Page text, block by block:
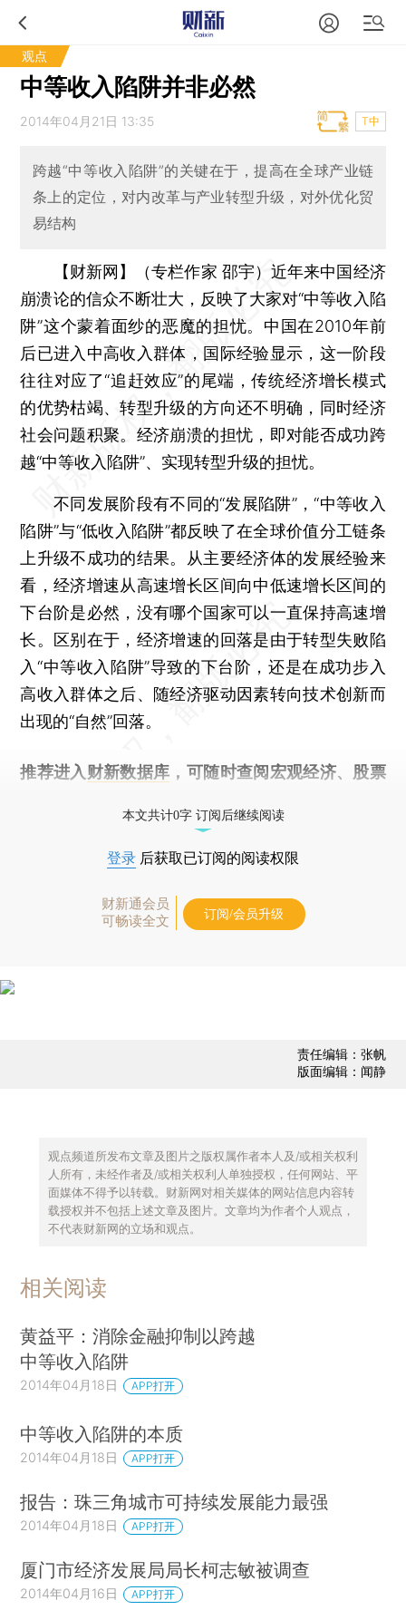
观点
中等收入陷阱并非必然
2014年04月21日 13:35 T中
跨越“中等收入陷阱”的关键在于，提高在全球产业链
条上的定位，对内改革与产业转型升级，对外优化贸
易结构
【财新网】（专栏作家 邵宇）近年来中国经济
崩溃论的信众不断壮大，反映了大家对“中等收入陷
阱”这个蒙着面纱的恶魔的担忧。中国在2010年前
后已进入中高收入群体，国际经验显示，这一阶段
往往对应了“追赶效应”的尾端，传统经济增长模式
的优势枯竭、转型升级的方向还不明确，同时经济
社会问题积聚。经济崩溃的担忧，即对能否成功跨
越“中等收入陷阱”、实现转型升级的担忧。
不同发展阶段有不同的“发展陷阱”，“中等收入
陷阱”与“低收入陷阱”都反映了在全球价值分工链条
上升级不成功的结果。从主要经济体的发展经验来
看，经济增速从高速增长区间向中低速增长区间的
下台阶是必然，没有哪个国家可以一直保持高速增
长。区别在于，经济增速的回落是由于转型失败陷
入“中等收入陷阱”导致的下台阶，还是在成功步入
高收入群体之后、随经济驱动因素转向技术创新而
出现的“自然”回落。
推荐进入 财新数据库 ，可随时查阅宏观经济、股票
本文共计0字 订阅后继续阅读
登录 后获取已订阅的阅读权限
财新通会员
可畅读全文
订阅/会员升级
责任编辑：张帆
版面编辑：闻静
观点频道所发布文章及图片之版权属作者本人及/或相关权利
人所有，未经作者及/或相关权利人单独授权，任何网站、平
面媒体不得予以转载。财新网对相关媒体的网站信息内容转
载授权并不包括上述文章及图片。文章均为作者个人观点，
不代表财新网的立场和观点。
相关阅读
黄益平：消除金融抑制以跨越
中等收入陷阱
2014年04月18日 APP打开
中等收入陷阱的本质
2014年04月18日 APP打开
报告：珠三角城市可持续发展能力最强
2014年04月18日 APP打开
厦门市经济发展局局长柯志敏被调查
2014年04月16日 APP打开